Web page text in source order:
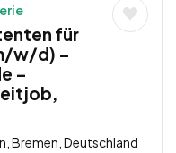
für
w/d) –
–
Bremen, Deutschland